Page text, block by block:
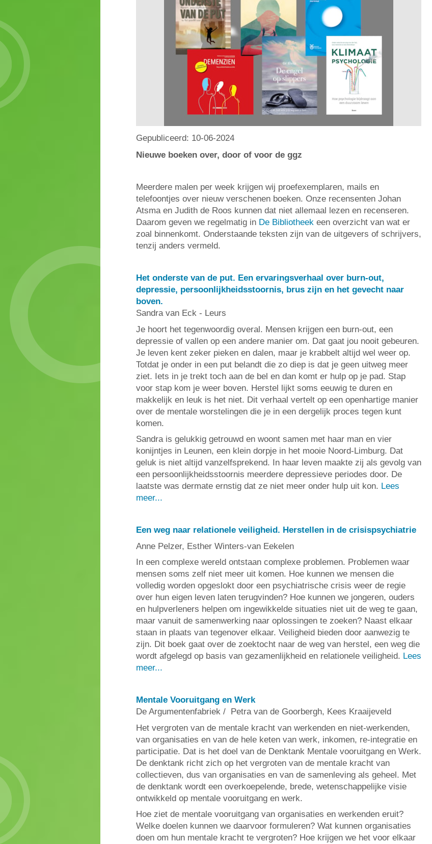
Gepubliceerd: 10-06-2024
Nieuwe boeken over, door of voor de ggz
Meerdere malen per week krijgen wij proefexemplaren, mails en
telefoontjes over nieuw verschenen boeken. Onze recensenten Johan
Atsma en Judith de Roos kunnen dat niet allemaal lezen en recenseren.
Daarom geven we regelmatig in De Bibliotheek een overzicht van wat er
zoal binnenkomt. Onderstaande teksten zijn van de uitgevers of schrijvers,
tenzij anders vermeld.
Het onderste van de put. Een ervaringsverhaal over burn-out,
depressie, persoonlijkheidsstoornis, brus zijn en het gevecht naar
boven.
Sandra van Eck - Leurs
Je hoort het tegenwoordig overal. Mensen krijgen een burn-out, een
depressie of vallen op een andere manier om. Dat gaat jou nooit gebeuren.
Je leven kent zeker pieken en dalen, maar je krabbelt altijd wel weer op.
Totdat je onder in een put belandt die zo diep is dat je geen uitweg meer
ziet. Iets in je trekt toch aan de bel en dan komt er hulp op je pad. Stap
voor stap kom je weer boven. Herstel lijkt soms eeuwig te duren en
makkelijk en leuk is het niet. Dit verhaal vertelt op een openhartige manier
over de mentale worstelingen die je in een dergelijk proces tegen kunt
komen.
Sandra is gelukkig getrouwd en woont samen met haar man en vier
konijntjes in Leunen, een klein dorpje in het mooie Noord-Limburg. Dat
geluk is niet altijd vanzelfsprekend. In haar leven maakte zij als gevolg van
een persoonlijkheidsstoornis meerdere depressieve periodes door. De
laatste was dermate ernstig dat ze niet meer onder hulp uit kon. Lees
meer...
Een weg naar relationele veiligheid. Herstellen in de crisispsychiatrie
Anne Pelzer, Esther Winters-van Eekelen
In een complexe wereld ontstaan complexe problemen. Problemen waar
mensen soms zelf niet meer uit komen. Hoe kunnen we mensen die
volledig worden opgeslokt door een psychiatrische crisis weer de regie
over hun eigen leven laten terugvinden? Hoe kunnen we jongeren, ouders
en hulpverleners helpen om ingewikkelde situaties niet uit de weg te gaan,
maar vanuit de samenwerking naar oplossingen te zoeken? Naast elkaar
staan in plaats van tegenover elkaar. Veiligheid bieden door aanwezig te
zijn. Dit boek gaat over de zoektocht naar de weg van herstel, een weg die
wordt afgelegd op basis van gezamenlijkheid en relationele veiligheid. Lees
meer...
Mentale Vooruitgang en Werk
De Argumentenfabriek / Petra van de Goorbergh, Kees Kraaijeveld
Het vergroten van de mentale kracht van werkenden en niet-werkenden,
van organisaties en van de hele keten van werk, inkomen, re-integratie en
participatie. Dat is het doel van de Denktank Mentale vooruitgang en Werk.
De denktank richt zich op het vergroten van de mentale kracht van
collectieven, dus van organisaties en van de samenleving als geheel. Met
de denktank wordt een overkoepelende, brede, wetenschappelijke visie
ontwikkeld op mentale vooruitgang en werk.
Hoe ziet de mentale vooruitgang van organisaties en werkenden eruit?
Welke doelen kunnen we daarvoor formuleren? Wat kunnen organisaties
doen om hun mentale kracht te vergroten? Hoe krijgen we het voor elkaar